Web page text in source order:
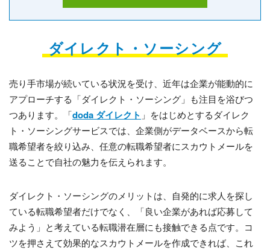
ダイレクト・ソーシング
売り手市場が続いている状況を受け、近年は企業が能動的に
アプローチする「ダイレクト・ソーシング」も注目を浴びつ
つあります。「doda ダイレクト 」をはじめとするダイレク
ト・ソーシングサービスでは、企業側がデータベースから転
職希望者を絞り込み、任意の転職希望者にスカウトメールを
送ることで自社の魅力を伝えられます。
ダイレクト・ソーシングのメリットは、自発的に求人を探し
ている転職希望者だけでなく、「良い企業があれば応募して
みよう」と考えている転職潜在層にも接触できる点です。コ
ツを押さえて効果的なスカウトメールを作成できれば、これ